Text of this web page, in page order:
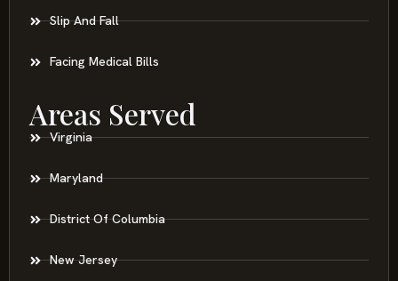
Slip And Fall
Facing Medical Bills
Areas Served
Virginia
Maryland
District Of Columbia
New Jersey